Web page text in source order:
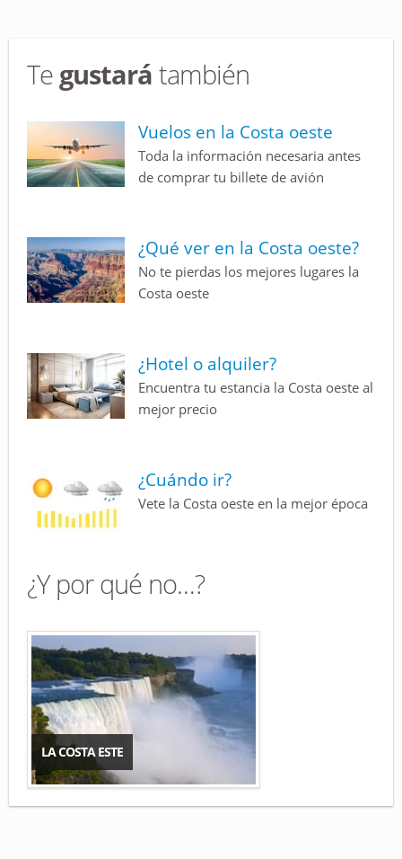
Te gustará también
Vuelos en la Costa oeste
Toda la información necesaria antes
de comprar tu billete de avión
¿Qué ver en la Costa oeste?
No te pierdas los mejores lugares la
Costa oeste
¿Hotel o alquiler?
Encuentra tu estancia la Costa oeste al
mejor precio
¿Cuándo ir?
Vete la Costa oeste en la mejor época
¿Y por qué no…?
LA COSTA ESTE